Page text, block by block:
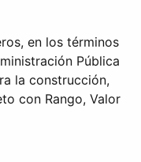
en los términos
Pública
la construcción,
con Rango, Valor